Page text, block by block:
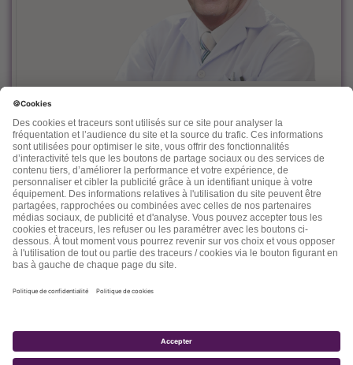
Le docteur Dominique Rueff, diplômé Universitaire de
Cancérologie, est, depuis des années un fervent défenseur
de la prévention et de l'accompagnement nutritionnel et
environnemental des maladies liées à l'âge.
Désireux de découvrir d'autres thérapeutiques et d'en
mesurer les effets, il n'hésite pas à s'ouvrir vers d'autres
connaissances comme la médecine chinoise, l'homéopathie,
la phytothérapie et quelques autres. Dans ses "lettres" il
nous fait partager son expérience, ses connaissances, ses
espoirs et parfois ses doutes.